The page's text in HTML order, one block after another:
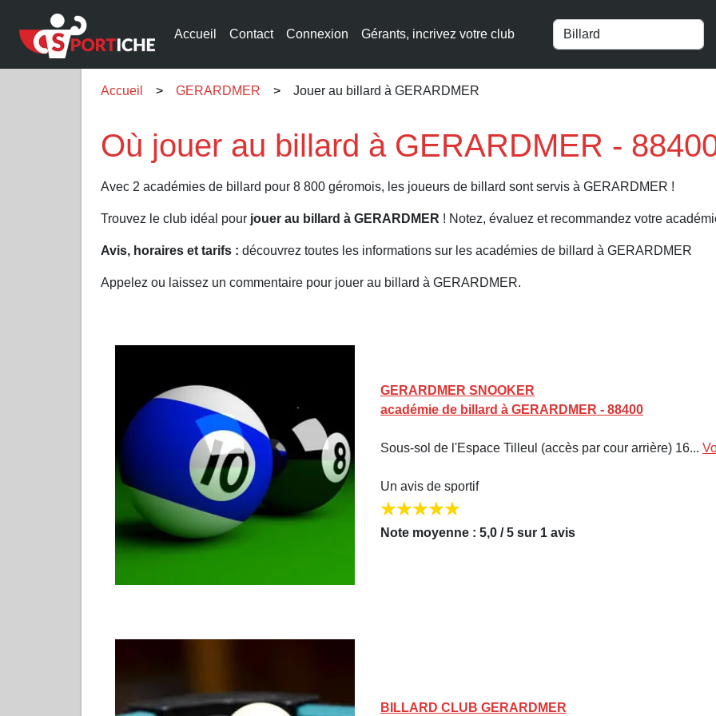
Accueil Contact Connexion Gérants, incrivez votre club
Accueil GERARDMER Jouer au billard à GERARDMER
Où jouer au billard à GERARDMER -
Avec 2 académies de billard pour 8 800 géromois, les joueurs de billard sont servis à GERARDMER !
Trouvez le club idéal pour jouer au billard à GERARDMER ! Notez, évaluez et recommandez votre
Avis, horaires et tarifs : découvrez toutes les informations sur les académies de billard à GERARDMER
Appelez ou laissez un commentaire pour jouer au billard à GERARDMER.
GERARDMER SNOOKER
académie de billard à GERARDMER - 88400
Sous-sol de l'Espace Tilleul (accès par cour arrière) 16...
Un avis de sportif
Note moyenne : 5,0 / 5 sur 1 avis
BILLARD CLUB GERARDMER